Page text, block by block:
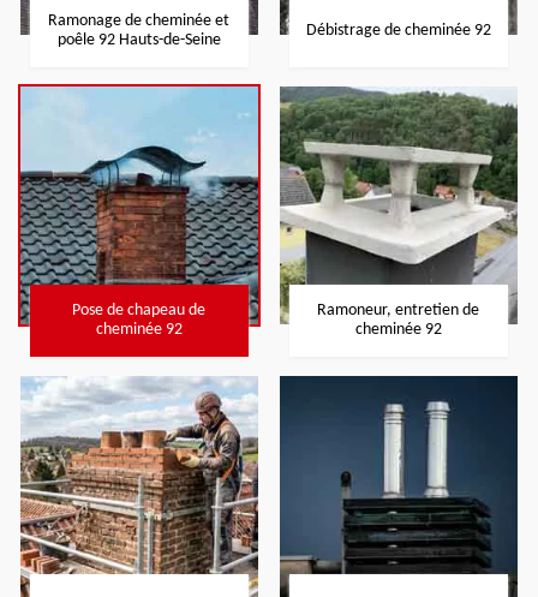
Ramonage de cheminée et
poêle 92 Hauts-de-Seine
Débistrage de cheminée 92
Pose de chapeau de
cheminée 92
Ramoneur, entretien de
cheminée 92